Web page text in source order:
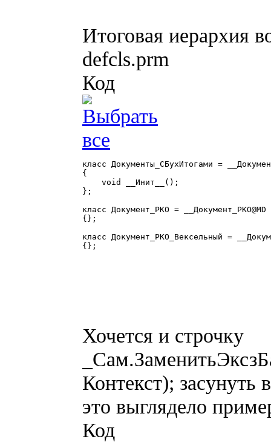
Итоговая иерархия
defcls.prm
Код
класс Документы_СБухИтогами =
{
void __Инит__();
};
класс Документ_РКО =
{};
класс Документ_РКО_Вексельный =
{};
Хочется и строчку
Контекст);
это выглядело
Код